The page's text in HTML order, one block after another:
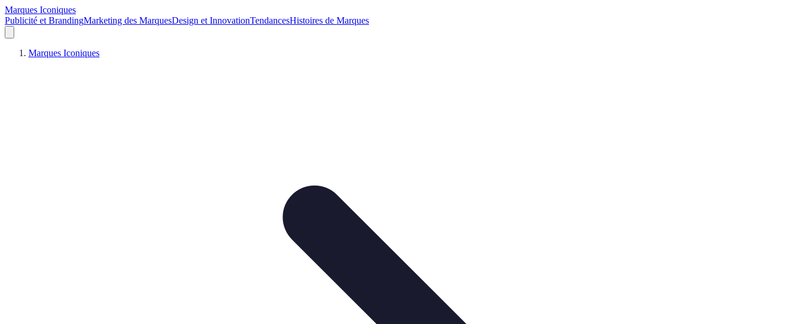
Marques Iconiques
Publicité et BrandingMarketing des MarquesDesign et InnovationTendancesHistoires de Marques
Marques Iconiques